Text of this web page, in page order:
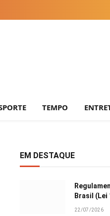
TEMPO
EM DESTAQUE
Brasil (Lei
22/07/2026